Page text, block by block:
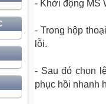
- Khởi động MS
- Trong hộp
lỗi.
- Sau đó chọn
phục hồi nhanh